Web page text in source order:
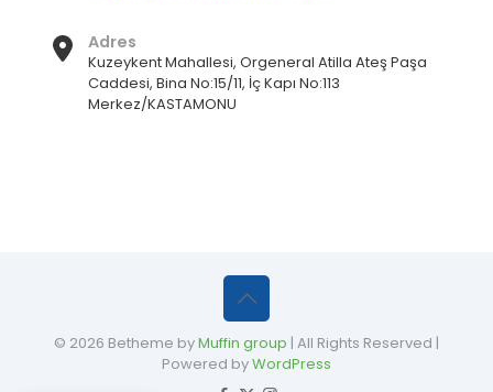
Adres
Kuzeykent Mahallesi, Orgeneral Atilla Ateş Paşa
Caddesi, Bina No:15/11, İç Kapı No:113
Merkez/KASTAMONU
© 2026 Betheme byMuffin group | All Rights Reserved |
Powered byWordPress